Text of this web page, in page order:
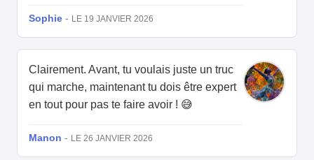
Sophie - LE 19 JANVIER 2026
Clairement. Avant, tu voulais juste un truc
qui marche, maintenant tu dois être expert
en tout pour pas te faire avoir ! 😅
Manon - LE 26 JANVIER 2026